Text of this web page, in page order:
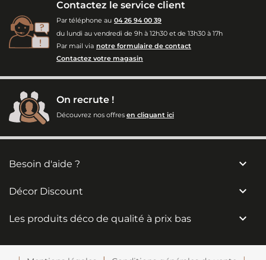
Contactez le service client
Par téléphone au 04 26 94 00 39
du lundi au vendredi de 9h à 12h30 et de 13h30 à 17h
Par mail via notre formulaire de contact
Contactez votre magasin
On recrute !
Découvrez nos offres en cliquant ici
Besoin d'aide ? 
Décor Discount 
Les produits déco de qualité à prix bas 